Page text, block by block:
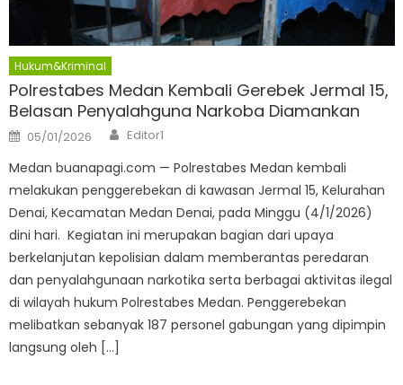
Hukum&Kriminal
Polrestabes Medan Kembali Gerebek Jermal 15,
Belasan Penyalahguna Narkoba Diamankan
Posted
on
05/01/2026 Author
Editor1
Medan buanapagi.com — Polrestabes Medan kembali
melakukan penggerebekan di kawasan Jermal 15, Kelurahan
Denai, Kecamatan Medan Denai, pada Minggu (4/1/2026)
dini hari. Kegiatan ini merupakan bagian dari upaya
berkelanjutan kepolisian dalam memberantas peredaran
dan penyalahgunaan narkotika serta berbagai aktivitas ilegal
di wilayah hukum Polrestabes Medan. Penggerebekan
melibatkan sebanyak 187 personel gabungan yang dipimpin
langsung oleh […]